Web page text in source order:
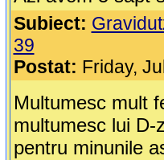
Subiect:
39
Postat: Friday,
Multumesc mult
multumesc lui D-
pentru minunile